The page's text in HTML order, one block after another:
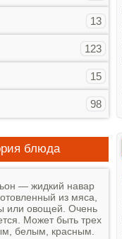
13
123
15
98
блюда
— жидкий навар
из мяса,
или овощей. Очень
Может быть трех
белым, красным.